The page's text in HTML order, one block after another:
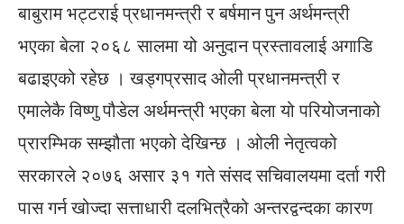
बाबुराम भट्टराई प्रधानमन्त्री र बर्षमान पुन अर्थमन्त्री
भएका बेला २०६८ सालमा यो अनुदान प्रस्तावलाई अगाडि
बढाइएको रहेछ । खड्गप्रसाद ओली प्रधानमन्त्री र
एमालेकै विष्णु पौडेल अर्थमन्त्री भएका बेला यो परियोजनाको
प्रारम्भिक सम्झौता भएको देखिन्छ । ओली नेतृत्वको
सरकारले २०७६ असार ३१ गते संसद सचिवालयमा दर्ता गरी
पास गर्न खोज्दा सत्ताधारी दलभित्रैको अन्तरद्वन्दका कारण